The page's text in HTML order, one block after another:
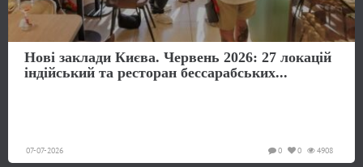
Нові заклади Києва. Червень 2026: 27 локацій
індійський та ресторан бессарабських...
07-07-2026 4908
0
0